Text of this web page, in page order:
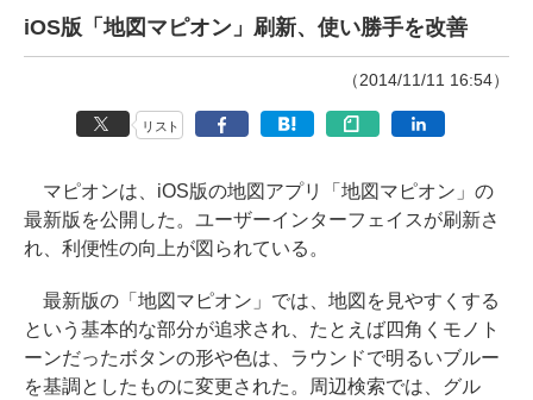
iOS版「地図マピオン」刷新、使い勝手を改善
（2014/11/11 16:54）
リスト
マピオンは、iOS版の地図アプリ「地図マピオン」の
最新版を公開した。ユーザーインターフェイスが刷新さ
れ、利便性の向上が図られている。
最新版の「地図マピオン」では、地図を見やすくする
という基本的な部分が追求され、たとえば四角くモノト
ーンだったボタンの形や色は、ラウンドで明るいブルー
を基調としたものに変更された。周辺検索では、グル